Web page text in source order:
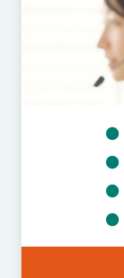
●
●
●
●